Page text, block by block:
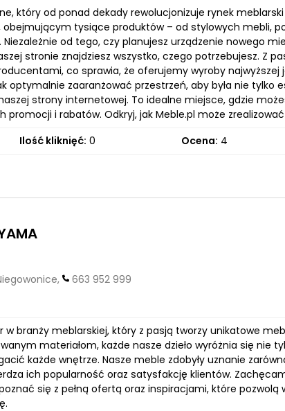
który od ponad dekady rewolucjonizuje rynek
tysiące produktów – od stylowych mebli,
od tego, czy planujesz urządzenie nowego
stronie znajdziesz wszystko, czego potrzebujesz. Z
co sprawia, że oferujemy wyroby najwyższej
optymalnie zaaranżować przestrzeń, aby była nie tylko
strony internetowej. To idealne miejsce, gdzie
promocji i rabatów. Odkryj, jak Meble.pl może
Ilość kliknięć: 0 Ocena: 4
663 952 999
w branży meblarskiej, który z pasją tworzy unikatowe
materiałom, każde nasze dzieło wyróżnia się nie
każde wnętrze. Nasze meble zdobyły uznanie
ich popularność oraz satysfakcję klientów.
się z pełną ofertą oraz inspiracjami, które pozwolą